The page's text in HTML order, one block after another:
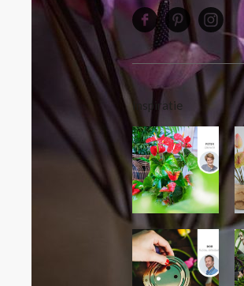
Inspiratie